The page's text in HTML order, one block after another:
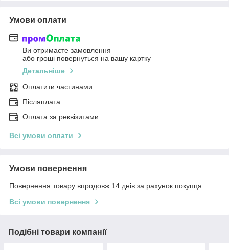
Умови оплати
Ви отримаєте замовлення
або гроші повернуться на вашу картку
Детальніше
Оплатити частинами
Післяплата
Оплата за реквізитами
Всі умови оплати
Умови повернення
Повернення товару впродовж 14 днів за рахунок покупця
Всі умови повернення
Подібні товари компанії